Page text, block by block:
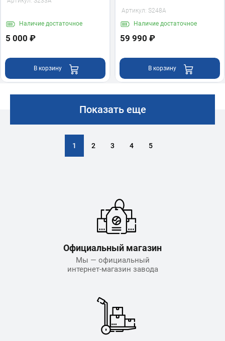
Наличие достаточное
5 000 ₽
В корзину
Артикул: S248A
Наличие достаточное
59 990 ₽
В корзину
Показать еще
1 2 3 4 5
Официальный магазин
Мы — официальный
интернет-магазин завода